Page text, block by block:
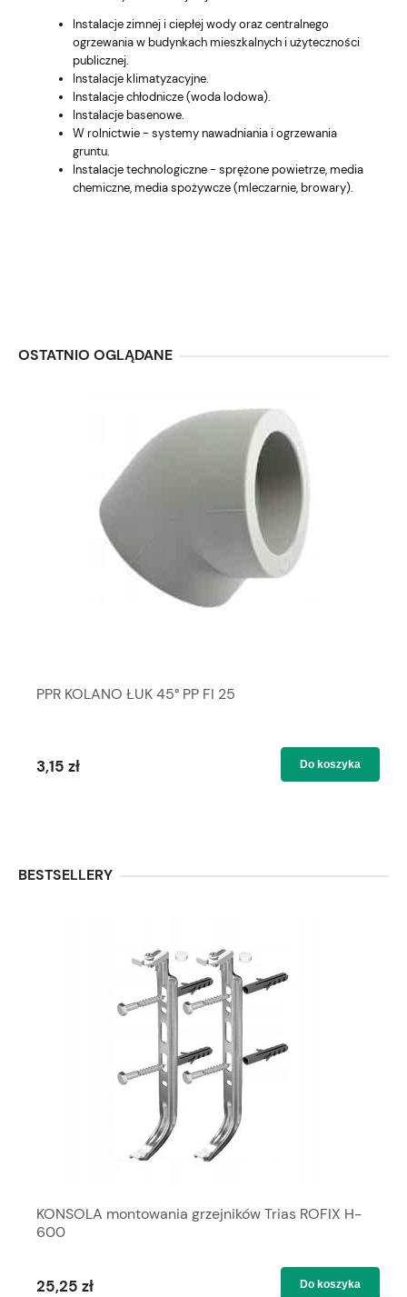
Instalacje zimnej i ciepłej wody oraz centralnego
ogrzewania w budynkach mieszkalnych i użyteczności
publicznej.
Instalacje klimatyzacyjne.
Instalacje chłodnicze (woda lodowa).
Instalacje basenowe.
W rolnictwie - systemy nawadniania i ogrzewania
gruntu.
Instalacje technologiczne - sprężone powietrze, media
chemiczne, media spożywcze (mleczarnie, browary).
OSTATNIO OGLĄDANE
PPR KOLANO ŁUK 45° PP FI 25
3,15 zł Do koszyka
BESTSELLERY
KONSOLA montowania grzejników Trias ROFIX H-
600
25,25 zł Do koszyka